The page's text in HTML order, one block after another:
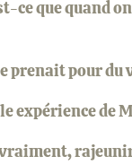
ce que quand
prenait pour du
expérience de